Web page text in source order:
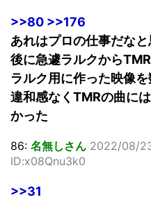
>>80 >>176
あれはプロの仕事だなと
後に急遽ラルクから
ラルク用に作った映像
違和感なくTMRの曲に
かった
86: 名無しさん 2022/08/
ID:x08Qnu3k0
>>31